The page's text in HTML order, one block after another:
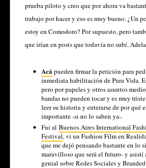
prueba piloto y creo que por ahora va
trabajo por hacer y eso es muy bueno. ¿Un
estoy en Comodoro? Por supuesto, pero
que irían en posts que todavía no subí.
Acápueden firmar la petición para
inmediata habilitación de Pura Vida.
pero por papeles y otros asuntos
bandas no pueden tocar y es muy
leer su historia y enterarse de por qué
importante -si no lo saben ya-.
Fui al Buenos Aires International
Festival, vi un Fashion Film en
que me dejó pensando bastante en lo
maravilloso que será el futuro- y asistí
genial sobre Redes Sociales y